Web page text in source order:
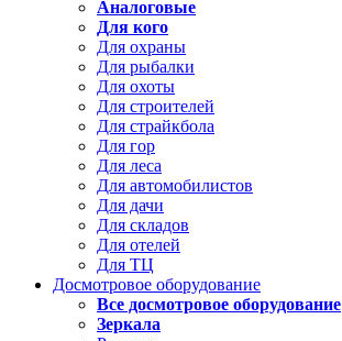
Аналоговые
Для кого
Для охраны
Для рыбалки
Для охоты
Для строителей
Для страйкбола
Для гор
Для леса
Для автомобилистов
Для дачи
Для складов
Для отелей
Для ТЦ
Досмотровое оборудование
Все досмотровое оборудование
Зеркала